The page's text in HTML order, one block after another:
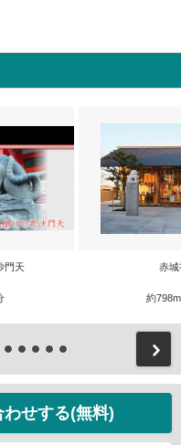
門天 赤城
約
せする(無料)